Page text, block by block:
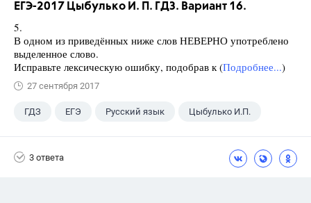
ЕГЭ-2017 Цыбулько И. П. ГДЗ. Вариант 16.
5.
В одном из приведённых ниже слов НЕВЕРНО употреблено
выделенное слово.
Исправьте лексическую ошибку, подобрав к (Подробнее...)
27 сентября 2017
ГДЗ ЕГЭ Русский язык Цыбулько И.П.
3 ответа